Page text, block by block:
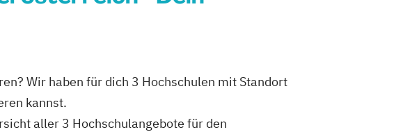
Wir haben für dich 3 Hochschulen mit Standort
kannst.
aller 3 Hochschulangebote für den